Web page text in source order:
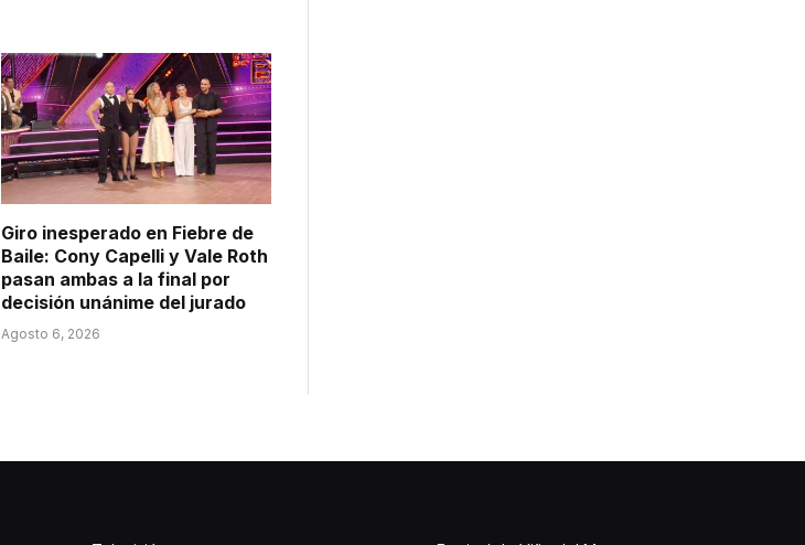
Giro inesperado en Fiebre de
Baile: Cony Capelli y Vale Roth
pasan ambas a la final por
decisión unánime del jurado
Agosto 6, 2026